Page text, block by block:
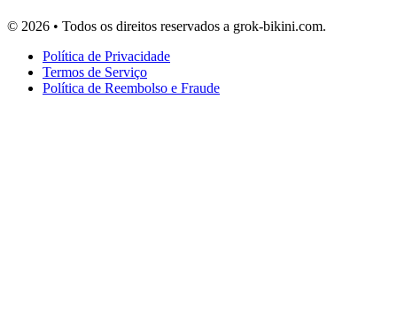
© 2026 • Todos os direitos reservados a grok-bikini.com.
Política de Privacidade
Termos de Serviço
Política de Reembolso e Fraude